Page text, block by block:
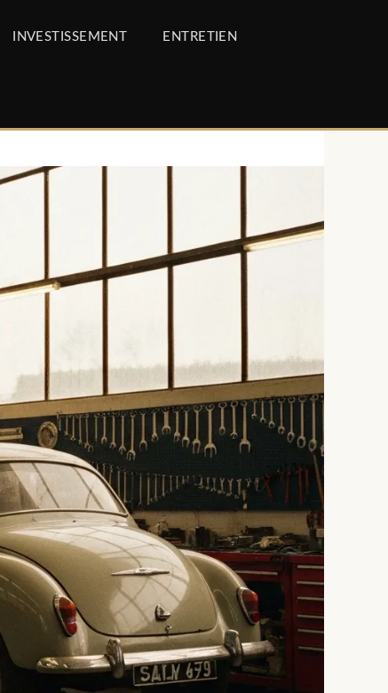
INVESTISSEMENT ENTRETIEN